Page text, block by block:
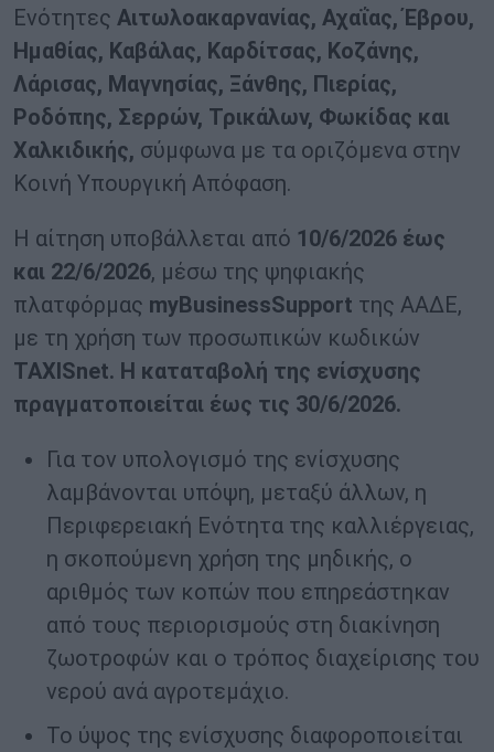
Ενότητες Αιτωλοακαρνανίας, Αχαΐας, Έβρου,
Ημαθίας, Καβάλας, Καρδίτσας, Κοζάνης,
Λάρισας, Μαγνησίας, Ξάνθης, Πιερίας,
Ροδόπης, Σερρών, Τρικάλων, Φωκίδας και
Χαλκιδικής, σύμφωνα με τα οριζόμενα στην
Κοινή Υπουργική Απόφαση.
Η αίτηση υποβάλλεται από 10/6/2026 έως
και 22/6/2026, μέσω της ψηφιακής
πλατφόρμας myBusinessSupport της ΑΑΔΕ,
με τη χρήση των προσωπικών κωδικών
TAXISnet. Η καταταβολή της ενίσχυσης
πραγματοποιείται έως τις 30/6/2026.
Για τον υπολογισμό της ενίσχυσης
λαμβάνονται υπόψη, μεταξύ άλλων, η
Περιφερειακή Ενότητα της καλλιέργειας,
η σκοπούμενη χρήση της μηδικής, ο
αριθμός των κοπών που επηρεάστηκαν
από τους περιορισμούς στη διακίνηση
ζωοτροφών και ο τρόπος διαχείρισης του
νερού ανά αγροτεμάχιο.
Το ύψος της ενίσχυσης διαφοροποιείται